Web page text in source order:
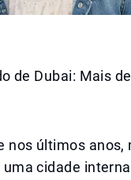
de Dubai: Mais
últimos anos,
cidade